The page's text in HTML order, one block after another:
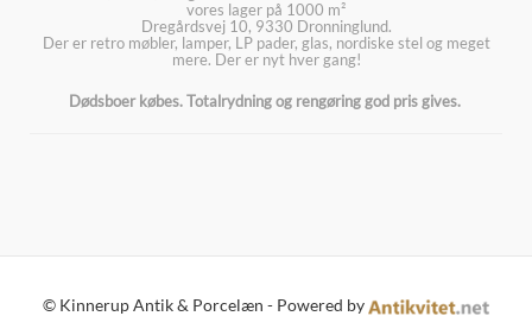
vores lager på 1000 m²
Dregårdsvej 10, 9330 Dronninglund.
Der er retro møbler, lamper, LP pader, glas, nordiske stel og meget
mere. Der er nyt hver gang!
Dødsboer købes. Totalrydning og rengøring god pris gives.
© Kinnerup Antik & Porcelæn - Powered by